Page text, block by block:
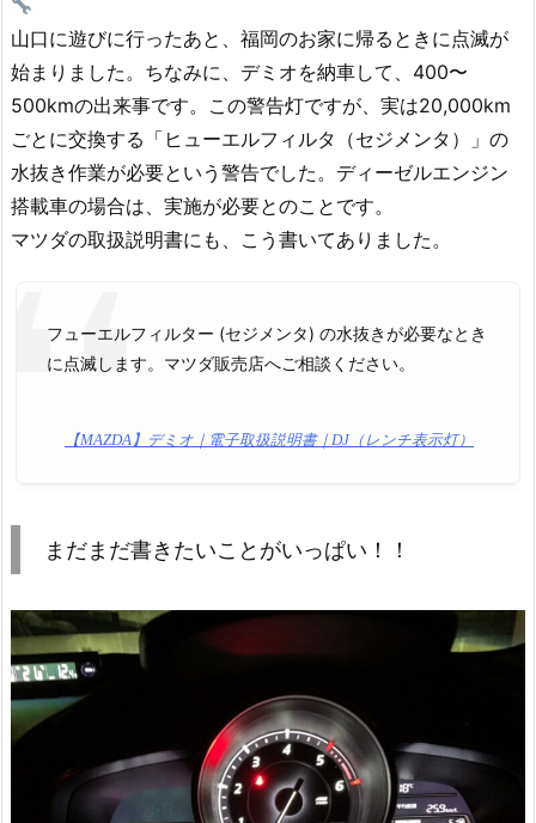
山口に遊びに行ったあと、福岡のお家に帰るときに点滅が
始まりました。ちなみに、デミオを納車して、400〜
500kmの出来事です。この警告灯ですが、実は20,000km
ごとに交換する「ヒューエルフィルタ（セジメンタ）」の
水抜き作業が必要という警告でした。ディーゼルエンジン
搭載車の場合は、実施が必要とのことです。
マツダの取扱説明書にも、こう書いてありました。
フューエルフィルター (セジメンタ) の水抜きが必要なとき
に点滅します。マツダ販売店へご相談ください。
【MAZDA】デミオ｜電子取扱説明書｜DJ（レンチ表示灯）
まだまだ書きたいことがいっぱい！！